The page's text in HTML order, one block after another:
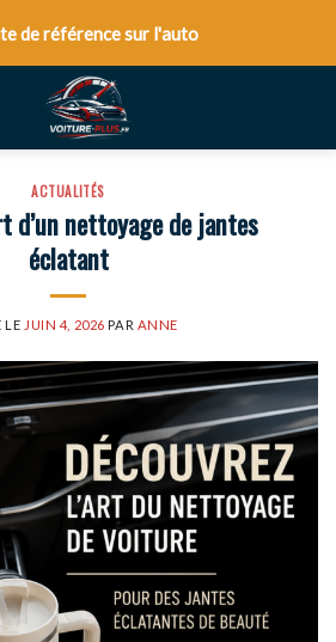
de référence sur l'auto
ACTUALITÉS
d’un nettoyage de jantes
éclatant
LE JUIN 4, 2026 PAR ANNE